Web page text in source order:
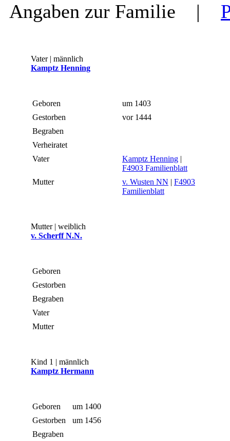
Angaben zur Familie |
Vater | männlich
Kamptz Henning
Geboren
um 1403
Gestorben
vor 1444
Begraben
Verheiratet
Vater
Kamptz Henning |
F4903 Familienblatt
Mutter
v. Wusten NN | F4903
Familienblatt
Mutter | weiblich
v. Scherff N.N.
Geboren
Gestorben
Begraben
Vater
Mutter
Kind 1 | männlich
Kamptz Hermann
Geboren
um 1400
Gestorben
um 1456
Begraben